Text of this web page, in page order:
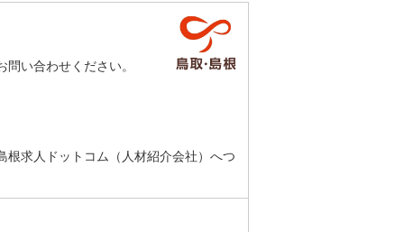
い合わせください。
根求人ドットコム（人材紹介会社）へつ